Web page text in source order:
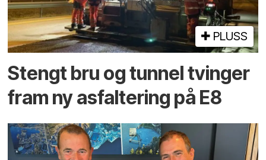
PLUSS
Stengt bru og tunnel tvinger
fram ny asfaltering på E8